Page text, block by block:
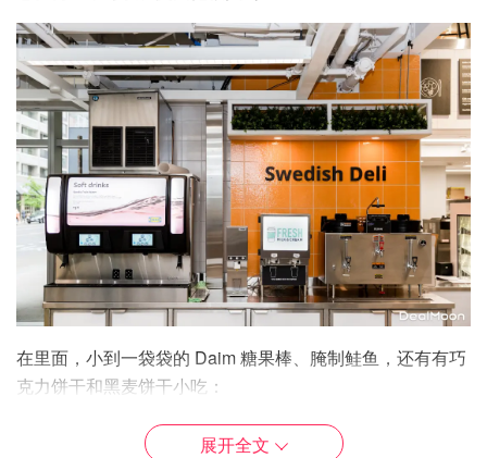
在里面，小到一袋袋的 Daim 糖果棒、腌制鲑鱼，还有有巧
克力饼干和黑麦饼干小吃：
展开全文